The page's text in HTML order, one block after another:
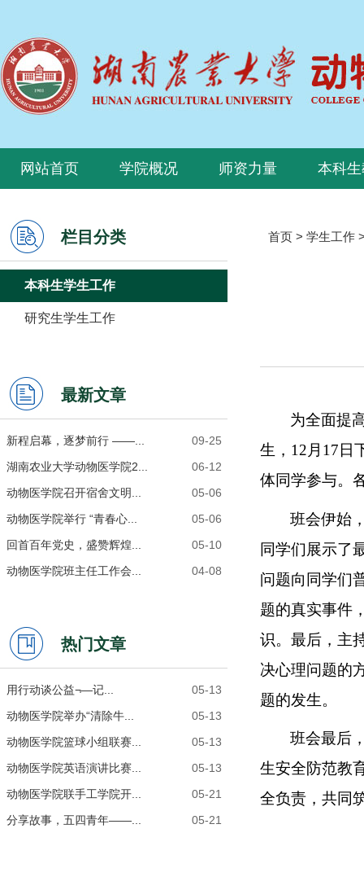
网站首页 学院概况 师资力量 本科
栏目分类
本科生学生工作
研究生学生工作
最新文章
09-25
新程启幕，逐梦前行 ——...
06-12
湖南农业大学动物医学院2...
05-06
动物医学院召开宿舍文明...
05-06
动物医学院举行 “青春心...
05-10
回首百年党史，盛赞辉煌...
04-08
动物医学院班主任工作会...
热门文章
05-13
用行动谈公益¬—记...
05-13
动物医学院举办“清除牛...
05-13
动物医学院篮球小组联赛...
05-13
动物医学院英语演讲比赛...
05-21
动物医学院联手工学院开...
05-21
分享故事，五四青年——...
首页 > 学生工作
为全面提
生， 12月 17 日
体同学参与。
班会伊始
同学们展示了
问题向同学们
题的真实事件
识。最后，主
决心理问题的
题的发生。
班会最后
生安全防范教
全负责，共同